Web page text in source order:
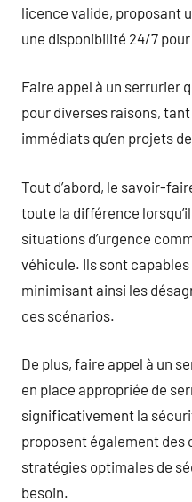
licence valide, proposant
une disponibilité 24/7
Faire appel à un serrurier
pour diverses raisons,
immédiats qu’en projets
Tout d’abord, le savoir-
toute la différence
situations d’urgence
véhicule. Ils sont
minimisant ainsi les
ces scénarios.
De plus, faire appel à un
en place appropriée de
significativement la
proposent également des
stratégies optimales de
besoin.